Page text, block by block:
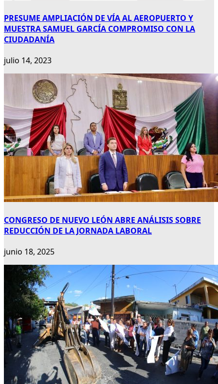
PRESUME AMPLIACIÓN DE VÍA AL AEROPUERTO Y
MUESTRA SAMUEL GARCÍA COMPROMISO CON LA
CIUDADANÍA
julio 14, 2023
CONGRESO DE NUEVO LEÓN ABRE ANÁLISIS SOBRE
REDUCCIÓN DE LA JORNADA LABORAL
junio 18, 2025